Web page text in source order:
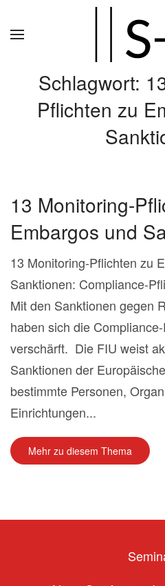
Schlagwort:
Pflichten zu
13 Monitoring-
Embargos und
13 Monitoring-Pflichten zu
Sanktionen: Compliance-
Mit den Sanktionen gegen
haben sich die
verschärft. Die FIU weist
Sanktionen der
bestimmte Personen,
Einrichtungen...
Mehr zu diesem Thema